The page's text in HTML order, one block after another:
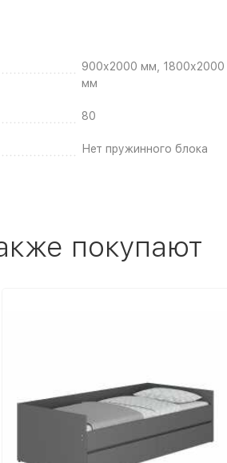
900х2000 мм, 1800х2000
мм
80
Нет пружинного блока
покупают